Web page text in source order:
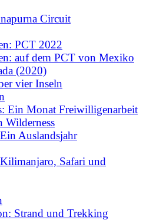
Circuit
PCT 2022
auf dem PCT von Mexiko
(2020)
vier Inseln
Ein Monat Freiwilligenarbeit
Wilderness
Auslandsjahr
Safari und
Strand und Trekking